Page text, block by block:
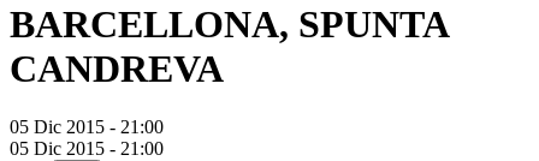
BARCELLONA, SPUNTA
CANDREVA
05 Dic 2015 - 21:00
05 Dic 2015 - 21:00